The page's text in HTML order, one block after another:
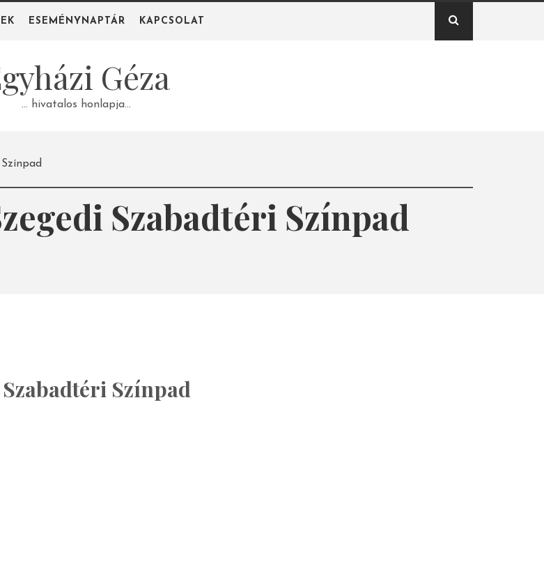
ESEMÉNYNAPTÁR KAPCSOLAT
Géza
… hivatalos honlapja…
Szabadtéri Színpad
Színpad